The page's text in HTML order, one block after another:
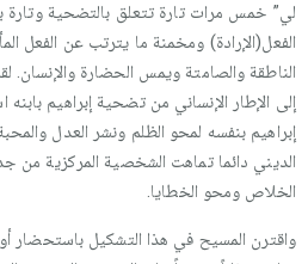
لي” خمس مرات تارة تتعلق بالتضحية وتارة
الفعل(الإرادة) ومخمنة ما يترتب عن الفعل
الناطقة والصامتة ويمس الحضارة والإنسان.
إلى الإطار الإنساني من تضحية إبراهيم بابنه
إبراهيم بنفسه لمحو الظلم ونشر العدل
الديني دائما تماهت الشخصية المركزية من
الخلاص ومحو الخطايا.
واقترن المسيح في هذا التشكيل باستحضار